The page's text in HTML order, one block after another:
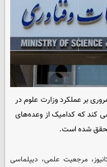
به بهانه پایان سال ۱۴۰۲ مروری بر عملکرد وزارت علوم در
کند که کدامیک از وعده‌های
شده است.
، مرجعیت علمی، دیپلماسی